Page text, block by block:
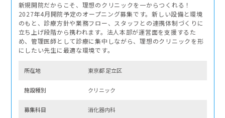
新規開院だからこそ、理想のクリニックを一からつくれる！
2027年4月開院予定のオープニング募集です。新しい設備と環境
のもと、診療方針や業務フロー、スタッフとの連携体制づくりに
立ち上げ段階から携われます。法人本部が運営面を支援するた
め、管理医師として診療に集中しながら、理想のクリニックを形
にしたい先生に最適な環境です。
所在地 東京都 足立区
施設種別 クリニック
募集科⽬ 消化器内科